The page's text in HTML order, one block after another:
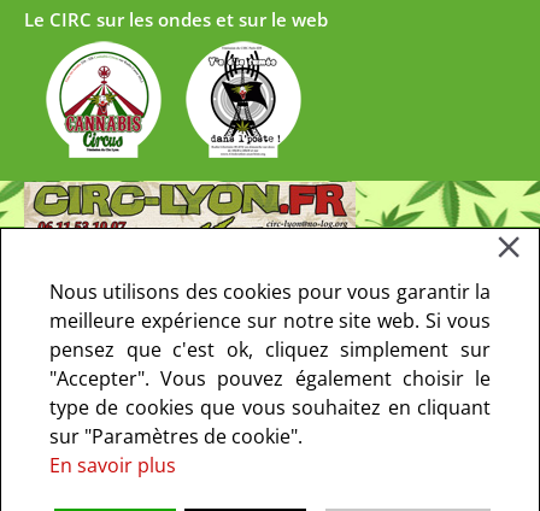
Le CIRC sur les ondes et sur le web
Nous utilisons des cookies pour vous garantir la
meilleure expérience sur notre site web. Si vous
pensez que c'est ok, cliquez simplement sur
"Accepter". Vous pouvez également choisir le
type de cookies que vous souhaitez en cliquant
sur "Paramètres de cookie".
En savoir plus